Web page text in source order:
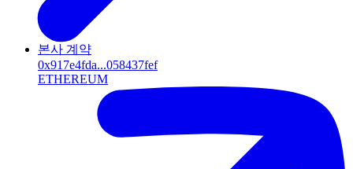
본사 계약
0x917e4fda...058437fef
ETHEREUM